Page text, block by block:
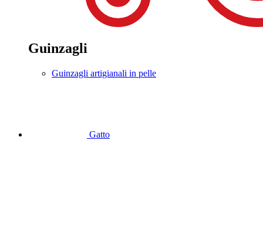
Guinzagli
Guinzagli artigianali in pelle
Gatto